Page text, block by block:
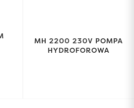
MH 2200 230V POMPA
HYDROFOROWA